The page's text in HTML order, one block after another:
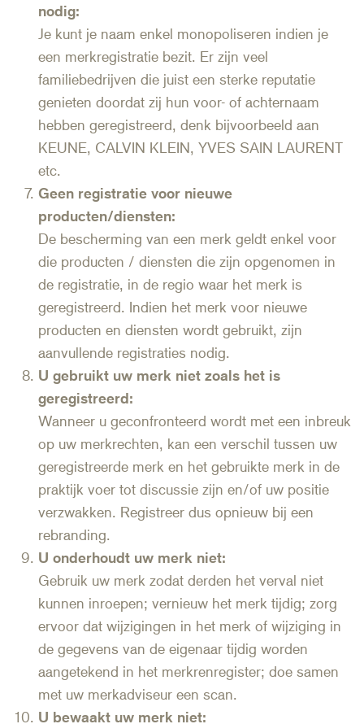
nodig:
Je kunt je naam enkel monopoliseren indien je
een merkregistratie bezit. Er zijn veel
familiebedrijven die juist een sterke reputatie
genieten doordat zij hun voor- of achternaam
hebben geregistreerd, denk bijvoorbeeld aan
KEUNE, CALVIN KLEIN, YVES SAIN LAURENT
etc.
Geen registratie voor nieuwe
producten/diensten:
De bescherming van een merk geldt enkel voor
die producten / diensten die zijn opgenomen in
de registratie, in de regio waar het merk is
geregistreerd. Indien het merk voor nieuwe
producten en diensten wordt gebruikt, zijn
aanvullende registraties nodig.
U gebruikt uw merk niet zoals het is
geregistreerd:
Wanneer u geconfronteerd wordt met een inbreuk
op uw merkrechten, kan een verschil tussen uw
geregistreerde merk en het gebruikte merk in de
praktijk voer tot discussie zijn en/of uw positie
verzwakken. Registreer dus opnieuw bij een
rebranding.
U onderhoudt uw merk niet:
Gebruik uw merk zodat derden het verval niet
kunnen inroepen; vernieuw het merk tijdig; zorg
ervoor dat wijzigingen in het merk of wijziging in
de gegevens van de eigenaar tijdig worden
aangetekend in het merkrenregister; doe samen
met uw merkadviseur een scan.
U bewaakt uw merk niet: